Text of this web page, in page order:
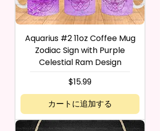
Aquarius #2 11oz Coffee Mug
Zodiac Sign with Purple
Celestial Ram Design
価格
$15.99
カートに追加する